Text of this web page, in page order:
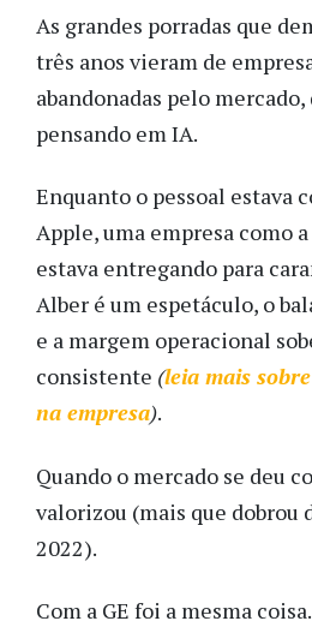
As grandes porradas que
três anos vieram de
abandonadas pelo mercado,
pensando em IA.
Enquanto o pessoal estava
Apple, uma empresa como
estava entregando para
Alber é um espetáculo, o
e a margem operacional
consistente (leia mais
na empresa).
Quando o mercado se deu
valorizou (mais que dobrou
2022).
Com a GE foi a mesma